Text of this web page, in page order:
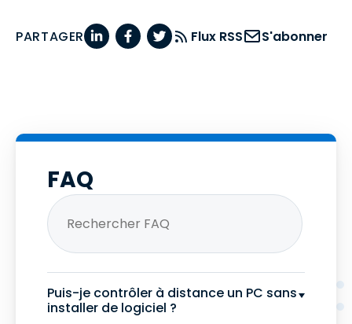
PARTAGER Flux RSS S'abonner
FAQ
Puis-je contrôler à distance un PC sans
installer de logiciel ?